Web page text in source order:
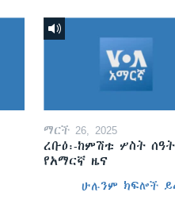
ማርች 26, 2025
ረቡዕ፡-ከምሽቱ ሦስት ሰዓት
የአማርኛ ዜና
ሁሉንም ክፍሎች